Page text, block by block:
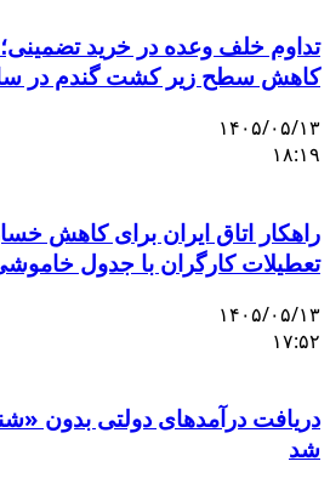
تداوم خلف وعده در خرید
کاهش سطح زیر کشت گندم در
۱۴۰۵/۰۵/۱۳
۱۸:۱۹
راهکار اتاق ایران برای کاهش
تعطیلات کارگران با جدول
۱۴۰۵/۰۵/۱۳
۱۷:۵۲
دریافت درآمدهای دولتی بدون
شد